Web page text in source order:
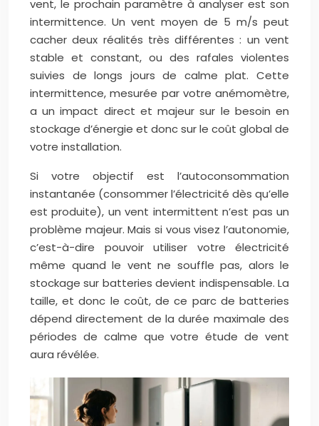
vent, le prochain paramètre à analyser est son
intermittence. Un vent moyen de 5 m/s peut
cacher deux réalités très différentes : un vent
stable et constant, ou des rafales violentes
suivies de longs jours de calme plat. Cette
intermittence, mesurée par votre anémomètre,
a un impact direct et majeur sur le besoin en
stockage d’énergie et donc sur le coût global de
votre installation.
Si votre objectif est l’autoconsommation
instantanée (consommer l’électricité dès qu’elle
est produite), un vent intermittent n’est pas un
problème majeur. Mais si vous visez l’autonomie,
c’est-à-dire pouvoir utiliser votre électricité
même quand le vent ne souffle pas, alors le
stockage sur batteries devient indispensable. La
taille, et donc le coût, de ce parc de batteries
dépend directement de la durée maximale des
périodes de calme que votre étude de vent
aura révélée.